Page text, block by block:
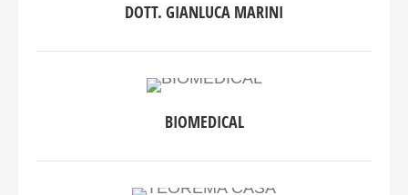
DOTT. GIANLUCA MARINI
BIOMEDICAL